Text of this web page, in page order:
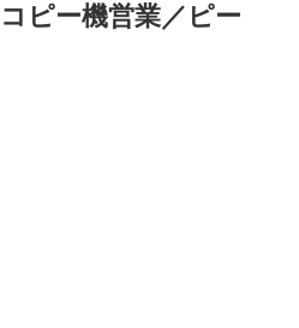
ピー機営業／ピー